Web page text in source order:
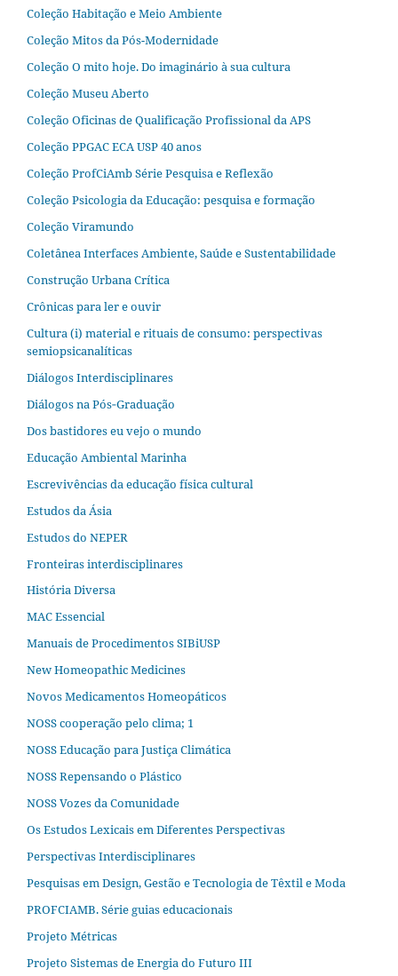
Coleção Habitação e Meio Ambiente
Coleção Mitos da Pós-Modernidade
Coleção O mito hoje. Do imaginário à sua cultura
Coleção Museu Aberto
Coleção Oficinas de Qualificação Profissional da APS
Coleção PPGAC ECA USP 40 anos
Coleção ProfCiAmb Série Pesquisa e Reflexão
Coleção Psicologia da Educação: pesquisa e formação
Coleção Viramundo
Coletânea Interfaces Ambiente, Saúde e Sustentabilidade
Construção Urbana Crítica
Crônicas para ler e ouvir
Cultura (i) material e rituais de consumo: perspectivas
semiopsicanalíticas
Diálogos Interdisciplinares
Diálogos na Pós‐Graduação
Dos bastidores eu vejo o mundo
Educação Ambiental Marinha
Escrevivências da educação física cultural
Estudos da Ásia​
Estudos do NEPER
Fronteiras interdisciplinares
História Diversa
MAC Essencial
Manuais de Procedimentos SIBiUSP
New Homeopathic Medicines
Novos Medicamentos Homeopáticos
NOSS cooperação pelo clima; 1
NOSS Educação para Justiça Climática
NOSS Repensando o Plástico
NOSS Vozes da Comunidade
Os Estudos Lexicais em Diferentes Perspectivas
Perspectivas Interdisciplinares
Pesquisas em Design, Gestão e Tecnologia de Têxtil e Moda
PROFCIAMB. Série guias educacionais
Projeto Métricas
Projeto Sistemas de Energia do Futuro III